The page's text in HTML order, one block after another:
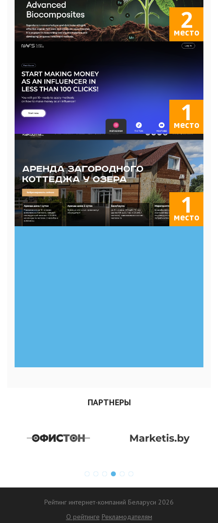
2
место
1
место
1
место
ПАРТНЕРЫ
Рейтинг интернет-компаний Беларуси 2026
О рейтинге Рекламодателям